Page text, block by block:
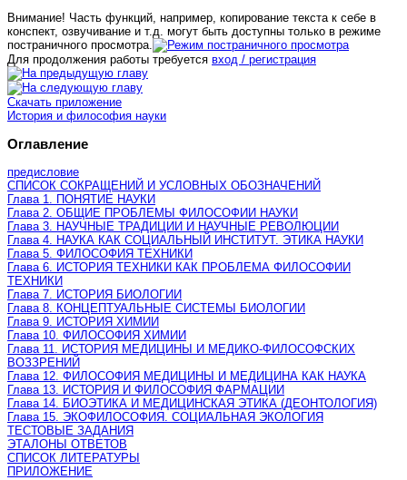
Внимание! Часть функций, например, копирование текста к себе в
конспект, озвучивание и т.д. могут быть доступны только в режиме
постраничного просмотра.
Для продолжения работы требуется вход / регистрация
Скачать приложение
История и философия науки
Оглавление
предисловие
СПИСОК СОКРАЩЕНИЙ И УСЛОВНЫХ ОБОЗНАЧЕНИЙ
Глава 1. ПОНЯТИЕ НАУКИ
Глава 2. ОБЩИЕ ПРОБЛЕМЫ ФИЛОСОФИИ НАУКИ
Глава 3. НАУЧНЫЕ ТРАДИЦИИ И НАУЧНЫЕ РЕВОЛЮЦИИ
Глава 4. НАУКА КАК СОЦИАЛЬНЫЙ ИНСТИТУТ. ЭТИКА НАУКИ
Глава 5. ФИЛОСОФИЯ ТЕХНИКИ
Глава 6. ИСТОРИЯ ТЕХНИКИ КАК ПРОБЛЕМА ФИЛОСОФИИ
ТЕХНИКИ
Глава 7. ИСТОРИЯ БИОЛОГИИ
Глава 8. КОНЦЕПТУАЛЬНЫЕ СИСТЕМЫ БИОЛОГИИ
Глава 9. ИСТОРИЯ ХИМИИ
Глава 10. ФИЛОСОФИЯ ХИМИИ
Глава 11. ИСТОРИЯ МЕДИЦИНЫ И МЕДИКО-ФИЛОСОФСКИХ
ВОЗЗРЕНИЙ
Глава 12. ФИЛОСОФИЯ МЕДИЦИНЫ И МЕДИЦИНА КАК НАУКА
Глава 13. ИСТОРИЯ И ФИЛОСОФИЯ ФАРМАЦИИ
Глава 14. БИОЭТИКА И МЕДИЦИНСКАЯ ЭТИКА (ДЕОНТОЛОГИЯ)
Глава 15. ЭКОФИЛОСОФИЯ. СОЦИАЛЬНАЯ ЭКОЛОГИЯ
ТЕСТОВЫЕ ЗАДАНИЯ
ЭТАЛОНЫ ОТВЕТОВ
СПИСОК ЛИТЕРАТУРЫ
ПРИЛОЖЕНИЕ